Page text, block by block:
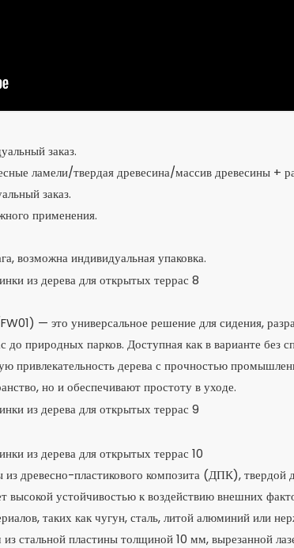
заказ.
ламели/твердая древесина/массив древесины +
заказ.
применения.
возможна индивидуальная упаковка.
— это универсальное решение для сидения,
природных парков. Доступная как в варианте без
привлекательность дерева с прочностью
но и обеспечивают простоту в уходе.
древесно-пластикового композита (ДПК), твердой
высокой устойчивостью к воздействию внешних
таких как чугун, сталь, литой алюминий или
стальной пластины толщиной 10 мм, вырезанной